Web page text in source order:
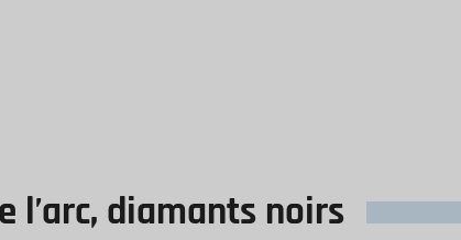
l’arc, diamants noirs